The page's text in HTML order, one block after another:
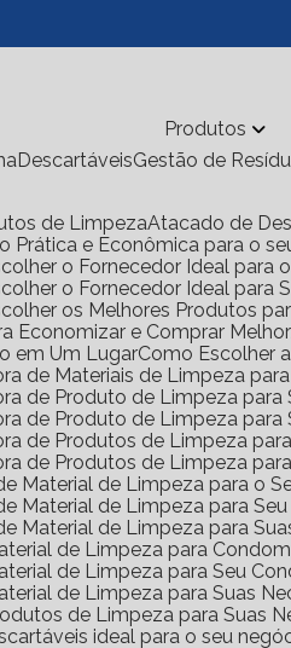
Produtos
Descartáveis Gestão de
de Limpeza Atacado de
Prática e Econômica para o
o Fornecedor Ideal para
o Fornecedor Ideal para
os Melhores Produtos
Economizar e Comprar Melhor
em Um Lugar
Como
de Materiais de Limpeza
de Produto de Limpeza para
de Produto de Limpeza para
de Produtos de Limpeza
de Produtos de Limpeza
Material de Limpeza para o
Material de Limpeza para
Material de Limpeza para
de Limpeza para
de Limpeza para Seu
de Limpeza para Suas
de Limpeza para Suas
ideal para o seu